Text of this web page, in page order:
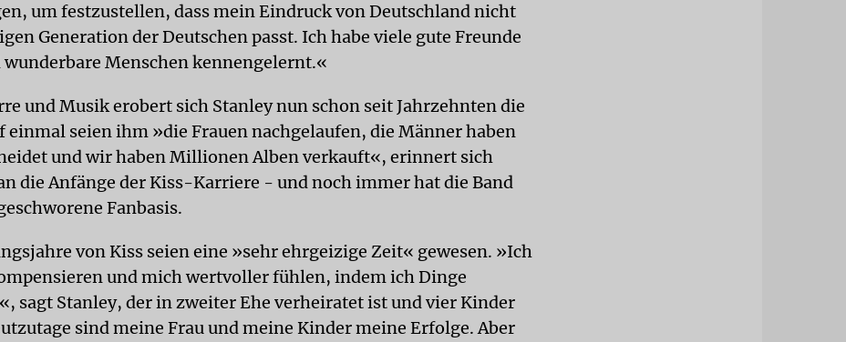
um festzustellen, dass mein Eindruck von Deutschland nicht
Generation der Deutschen passt. Ich habe viele gute Freunde
Menschen kennengelernt.«
und Musik erobert sich Stanley nun schon seit Jahrzehnten die
einmal seien ihm »die Frauen nachgelaufen, die Männer haben
und wir haben Millionen Alben verkauft«, erinnert sich
die Anfänge der Kiss-Karriere - und noch immer hat die Band
Fanbasis.
von Kiss seien eine »sehr ehrgeizige Zeit« gewesen. »Ich
und mich wertvoller fühlen, indem ich Dinge
sagt Stanley, der in zweiter Ehe verheiratet ist und vier Kinder
sind meine Frau und meine Kinder meine Erfolge. Aber